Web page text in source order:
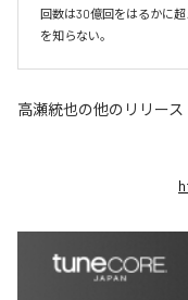
回数は30億回をはるかに
を知らない。
高瀬統也の他のリリース